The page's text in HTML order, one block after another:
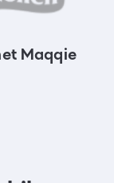
Maqqie